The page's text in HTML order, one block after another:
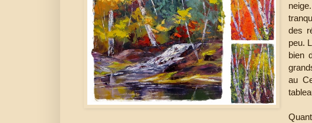
des
peu.
bien
au